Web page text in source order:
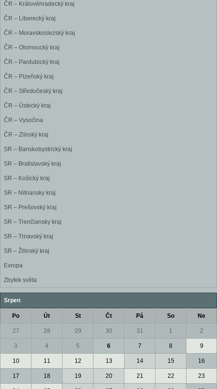
ČR – Královéhradecký kraj
ČR – Liberecký kraj
ČR – Moravskoslezský kraj
ČR – Olomoucký kraj
ČR – Pardubický kraj
ČR – Plzeňský kraj
ČR – Středočeský kraj
ČR – Ústecký kraj
ČR – Vysočina
ČR – Zlínský kraj
SR – Banskobystrický kraj
SR – Bratislavský kraj
SR – Košický kraj
SR – Nitriansky kraj
SR – Prešovský kraj
SR – Trenčiansky kraj
SR – Trnavský kraj
SR – Žilinský kraj
Evropa
Zbytek světa
Srpen
Po Út St Čt Pá So Ne
27 28 29 30 31 1 2
3 4 5 6 7 8 9
10 11 12 13 14 15 16
17 18 19 20 21 22 23